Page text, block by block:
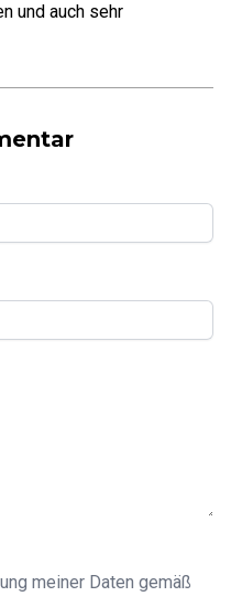
und auch sehr
meiner Daten gemäß